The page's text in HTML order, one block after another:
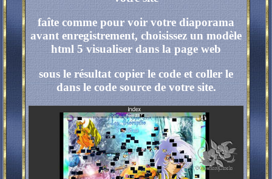
faîte comme pour voir votre diaporama
avant enregistrement, choisissez un modèle
html 5 visualiser dans la page web
sous le résultat copier le code et coller le
dans le code source de votre site.